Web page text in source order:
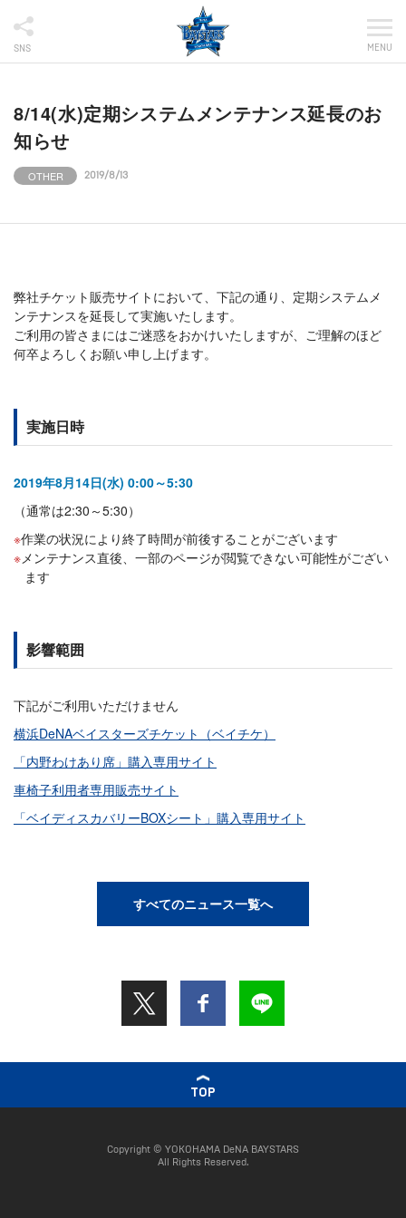
SNS MENU
8/14(水)定期システムメンテナンス延長のお
知らせ
OTHER 2019/8/13
弊社チケット販売サイトにおいて、下記の通り、定期システムメ
ンテナンスを延長して実施いたします。
ご利用の皆さまにはご迷惑をおかけいたしますが、ご理解のほど
何卒よろしくお願い申し上げます。
実施日時
2019年8月14日(水) 0:00～5:30
（通常は2:30～5:30）
作業の状況により終了時間が前後することがございます
メンテナンス直後、一部のページが閲覧できない可能性がござい
ます
影響範囲
下記がご利用いただけません
横浜DeNAベイスターズチケット（ベイチケ）
「内野わけあり席」購入専用サイト
車椅子利用者専用販売サイト
「ベイディスカバリーBOXシート」購入専用サイト
すべてのニュース一覧へ
TOP
Copyright © YOKOHAMA DeNA BAYSTARS
All Rights Reserved.